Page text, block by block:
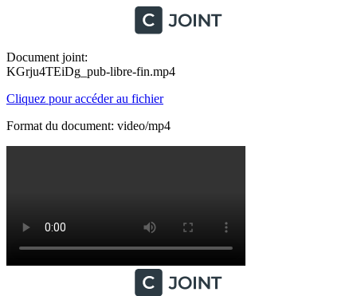
Document joint:
KGrju4TEiDg_pub-libre-fin.mp4
Cliquez pour accéder au fichier
Format du document: video/mp4